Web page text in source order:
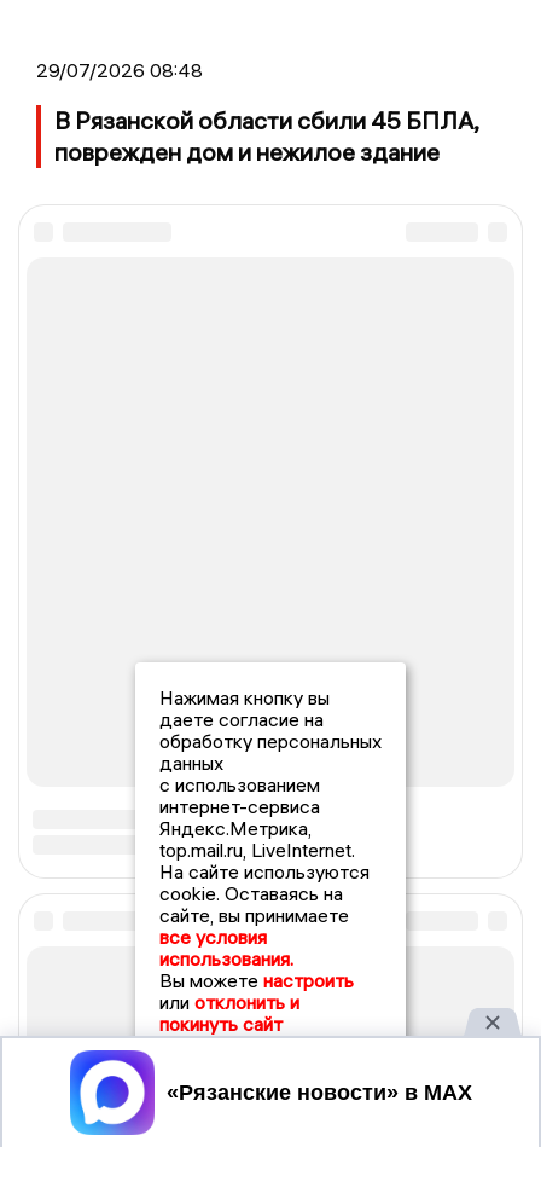
29/07/2026 08:48
В Рязанской области сбили 45 БПЛА,
поврежден дом и нежилое здание
Нажимая кнопку вы
даете согласие на
обработку персональных
данных
с использованием
интернет-сервиса
Яндекс.Метрика,
top.mail.ru, LiveInternet.
На сайте используются
cookie. Оставаясь на
сайте, вы принимаете
все условия
использования.
Вы можете настроить
или отклонить и
покинуть сайт
Принять